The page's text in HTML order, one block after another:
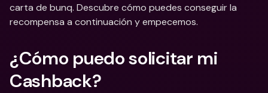
carta de bunq. Descubre cómo puedes conseguir la
recompensa a continuación y empecemos.
¿Cómo puedo solicitar mi
Cashback?